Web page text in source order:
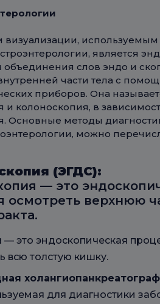
используемым
является
слов эндо и
части тела с
приборов. Она
колоноскопия, в
Основные методы
можно
(ЭГДС):
— это
осмотреть верхнюю
— это эндоскопическая
всю толстую кишку.
для диагностики